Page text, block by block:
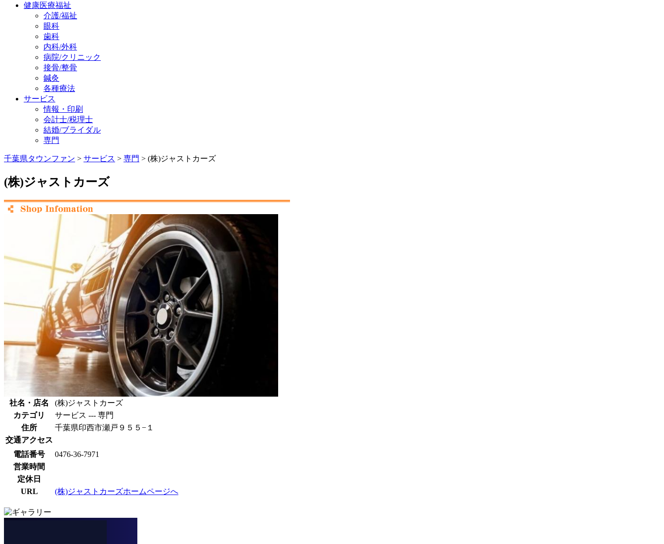
健康医療福祉
介護/福祉
眼科
歯科
内科/外科
病院/クリニック
接骨/整骨
鍼灸
各種療法
サービス
情報・印刷
会計士/税理士
結婚/ブライダル
専門
千葉県タウンファン > サービス > 専門 > (株)ジャストカーズ
(株)ジャストカーズ
社名・店名
(株)ジャストカーズ
カテゴリ
サービス --- 専門
住所
千葉県印西市瀬戸９５５−１
交通アクセス
電話番号
0476-36-7971
営業時間
定休日
URL
(株)ジャストカーズホームページへ